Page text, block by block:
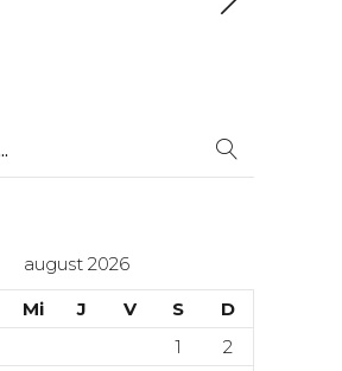
august 2026
Mi J V S
D
1
2